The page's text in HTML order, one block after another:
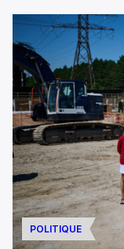
POLITIQUE